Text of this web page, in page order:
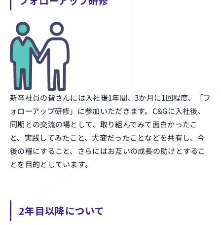
新卒社員の皆さんには入社後1年間、3か月に1回程度、「フ
ォローアップ研修」に参加いただきます。C&Gに入社後、
同期との交流の場として、取り組んでみて面白かったこ
と、実践してみたこと、大変だったことなどを共有し、今
後の糧にすること、さらにはお互いの成長の助けとするこ
とを目的としています。
2年目以降について